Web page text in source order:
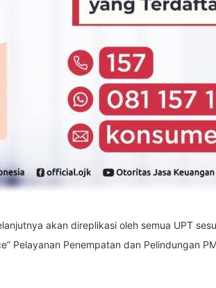
akan direplikasi oleh semua UPT
Pelayanan Penempatan dan Pelindungan